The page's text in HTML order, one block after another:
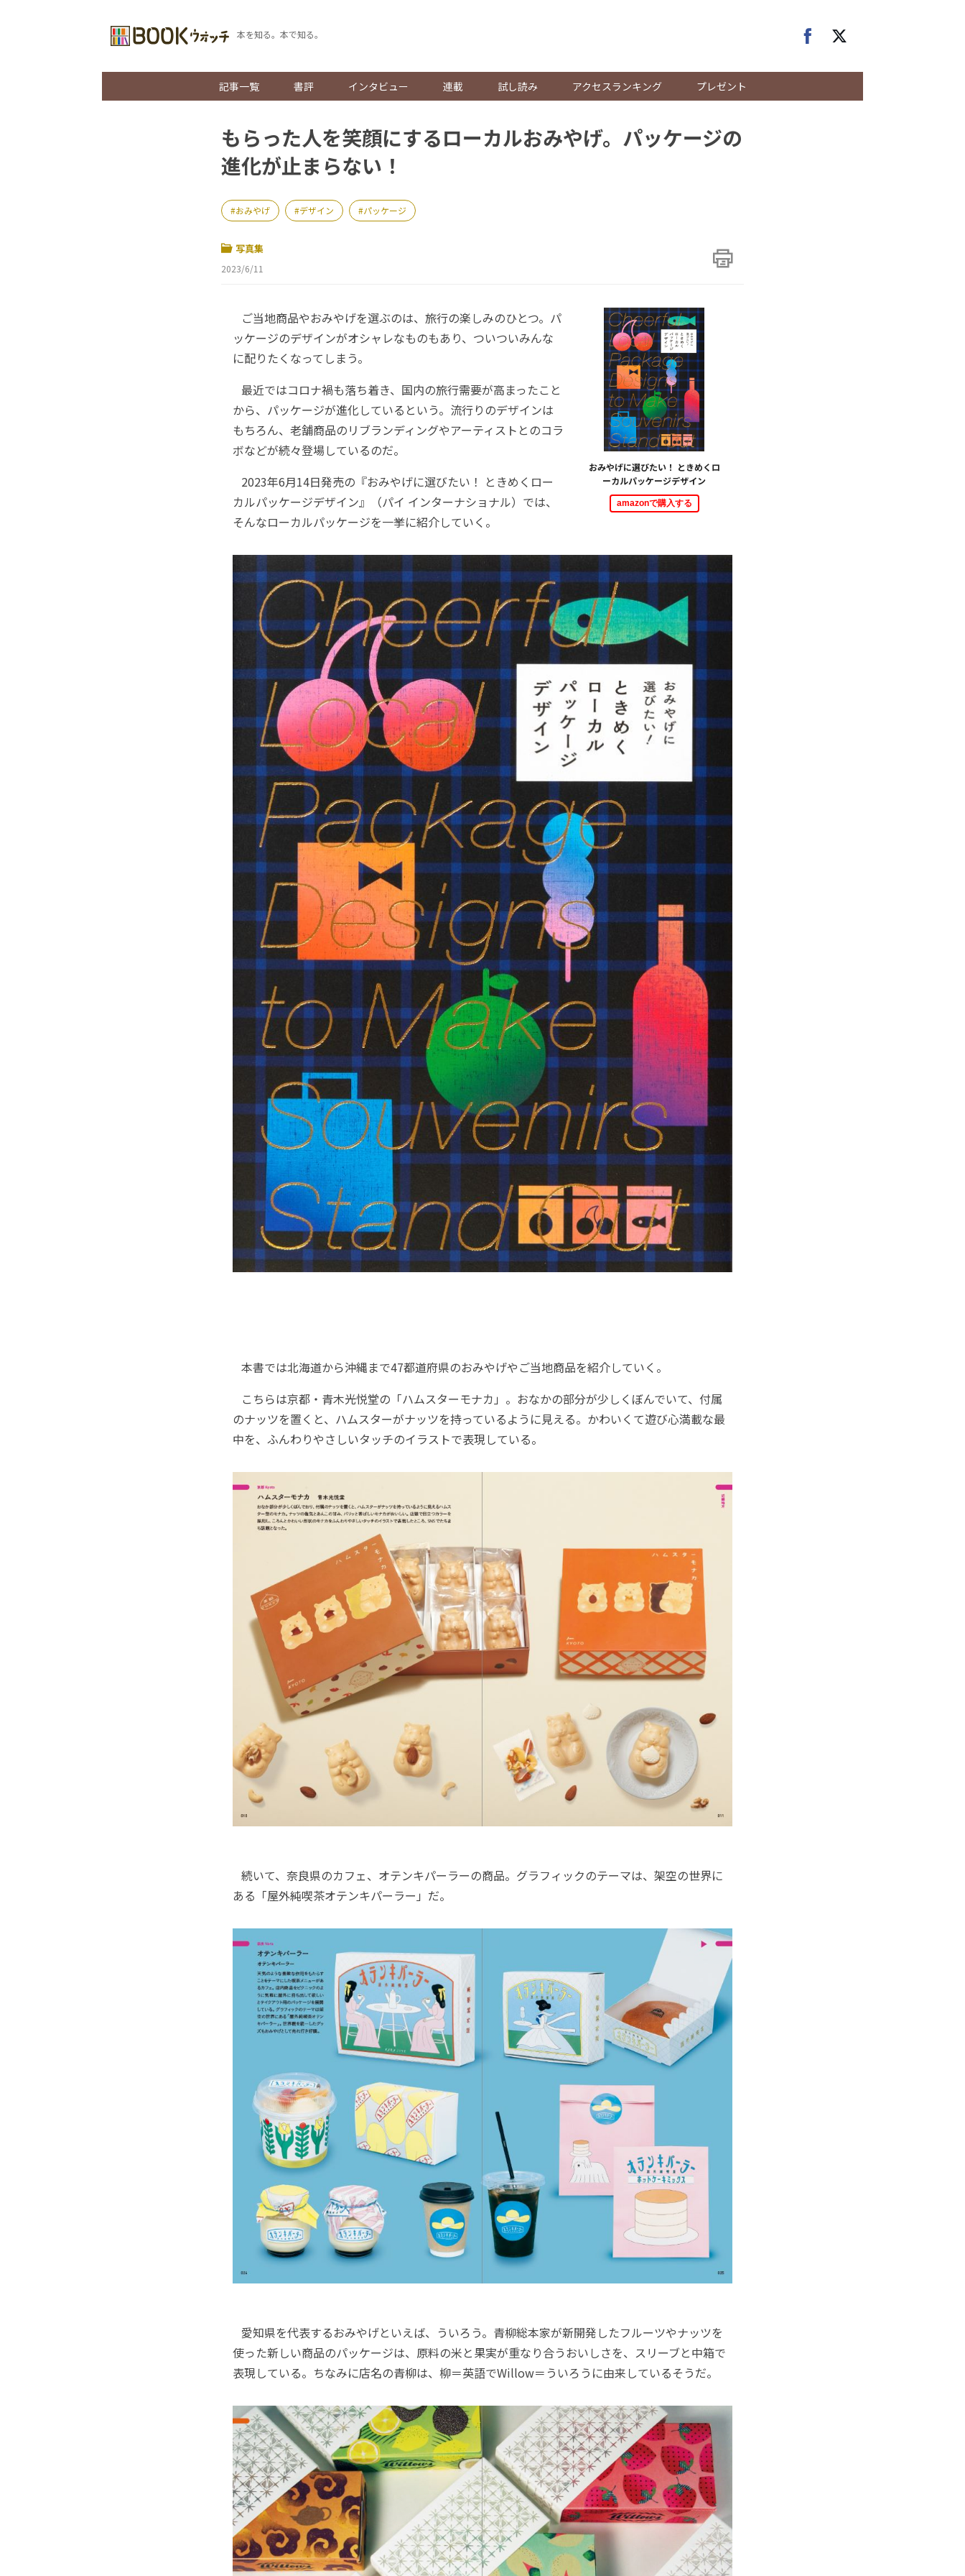
本を知る。本で知る。
記事一覧 書評 インタビュー 連載 試し読み アクセスランキング プレゼント
もらった人を笑顔にするローカルおみやげ。パッケージの
進化が止まらない！
おみやげ デザイン パッケージ
写真集
2023/6/11
おみやげに選びたい！ ときめくロ
ーカルパッケージデザイン
amazonで購入する
ご当地商品やおみやげを選ぶのは、旅行の楽しみのひとつ。パ
ッケージのデザインがオシャレなものもあり、ついついみんな
に配りたくなってしまう。
最近ではコロナ禍も落ち着き、国内の旅行需要が高まったこと
から、パッケージが進化しているという。流行りのデザインは
もちろん、老舗商品のリブランディングやアーティストとのコラ
ボなどが続々登場しているのだ。
2023年6月14日発売の『おみやげに選びたい！ ときめくロー
カルパッケージデザイン』（パイ インターナショナル）では、
そんなローカルパッケージを一挙に紹介していく。
本書では北海道から沖縄まで47都道府県のおみやげやご当地商品を紹介していく。
こちらは京都・青木光悦堂の「ハムスターモナカ」。おなかの部分が少しくぼんでいて、付属
のナッツを置くと、ハムスターがナッツを持っているように見える。かわいくて遊び心満載な最
中を、ふんわりやさしいタッチのイラストで表現している。
続いて、奈良県のカフェ、オテンキパーラーの商品。グラフィックのテーマは、架空の世界に
ある「屋外純喫茶オテンキパーラー」だ。
愛知県を代表するおみやげといえば、ういろう。青柳総本家が新開発したフルーツやナッツを
使った新しい商品のパッケージは、原料の米と果実が重なり合うおいしさを、スリーブと中箱で
表現している。ちなみに店名の青柳は、柳＝英語でWillow＝ういろうに由来しているそうだ。